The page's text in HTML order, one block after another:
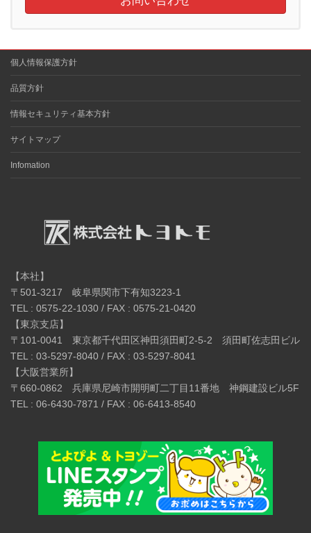
個人情報保護方針
品質方針
情報セキュリティ基本方針
サイトマップ
Infomation
【本社】
〒501-3217 岐阜県関市下有知3223-1
TEL : 0575-22-1030 / FAX : 0575-21-0420
【東京支店】
〒101-0041 東京都千代田区神田須田町2-5-2 須田町佐志田ビル
TEL : 03-5297-8040 / FAX : 03-5297-8041
【大阪営業所】
〒660-0862 兵庫県尼崎市開明町二丁目11番地 神鋼建設ビル5F
TEL : 06-6430-7871 / FAX : 06-6413-8540